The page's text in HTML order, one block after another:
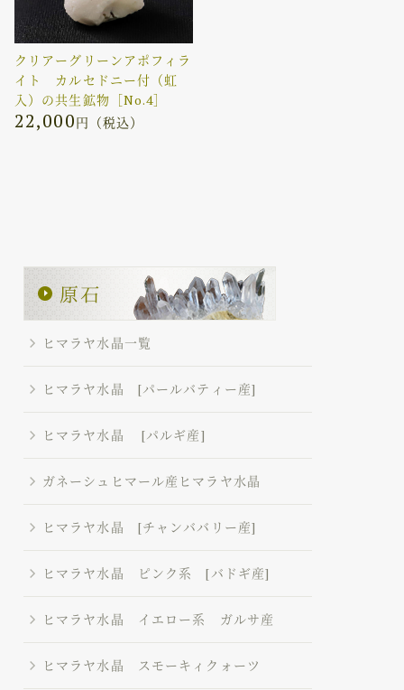
クリアーグリーンアポフィラ
イト カルセドニー付（虹
入）の共生鉱物［No.4］
22,000円（税込）
ヒマラヤ水晶一覧
ヒマラヤ水晶 [パールバティー産]
ヒマラヤ水晶 [パルギ産]
ガネーシュヒマール産ヒマラヤ水晶
ヒマラヤ水晶 [チャンババリー産]
ヒマラヤ水晶 ピンク系 [バドギ産]
ヒマラヤ水晶 イエロー系 ガルサ産
ヒマラヤ水晶 スモーキィクォーツ